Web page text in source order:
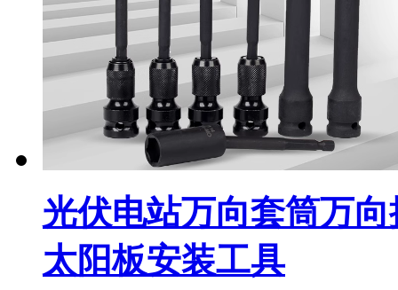
光伏电站万向套筒万
太阳板安装工具